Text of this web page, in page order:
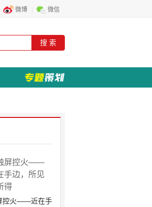
微博 微信
搜 索
控火——近在手